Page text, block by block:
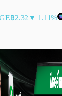
฿2.32 ▼ 1.11%